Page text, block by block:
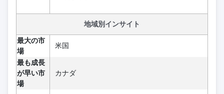
地域別インサイト
最大の市
場
米国
最も成長
が早い市
場
カナダ